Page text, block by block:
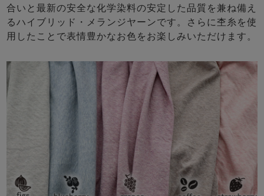
合いと最新の安全な化学染料の安定した品質を兼ね備え
るハイブリッド・メランジヤーンです。さらに杢糸を使
用したことで表情豊かなお色をお楽しみいただけます。